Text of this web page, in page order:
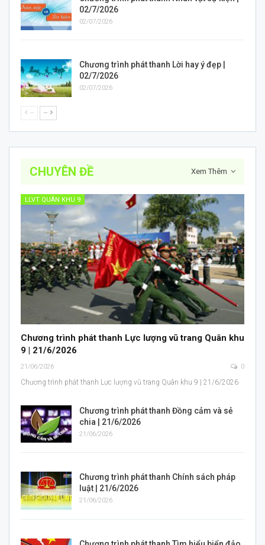
02/7/2026
02/07/2026
Chương trình phát thanh Lời hay ý đẹp |
02/7/2026
02/07/2026
-- --
Xem Thêm
CHUYÊN ĐỀ
LLVT QUÂN KHU 9
Chương trình phát thanh Lực lượng vũ trang Quân khu
9 | 21/6/2026
21/06/2026 0
Chương trình phát thanh Lực lượng vũ trang Quân khu 9 | 21/6/2026
Chương trình phát thanh Đồng cảm và sẻ
chia | 21/6/2026
21/06/2026
Chương trình phát thanh Chính sách pháp
luật | 21/6/2026
21/06/2026